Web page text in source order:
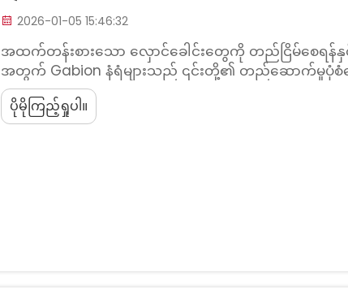
2026-01-05 15:46:32
အထက်တန်းစားသော လှောင်ခေါင်းတွေကို တည်ငြိမ်စေရန်နှင့်
အတွက် Gabion နံရံများသည် ၎င်းတို့၏ တည်ဆောက်မှုပုံစံ
သံမဏိဖောက်စီးမှုကို ကာကွယ်ရန် ဂဲလ်ဖနိုင်ဇ်လုပ်ထားသော
ကျောက်ခဲများကို အနည်းငယ်ရွေ့လျားနိုင်သည့် ပုံစံဖြင့် ထည့်
ပိုမိုကြည့်ရှုပါ။